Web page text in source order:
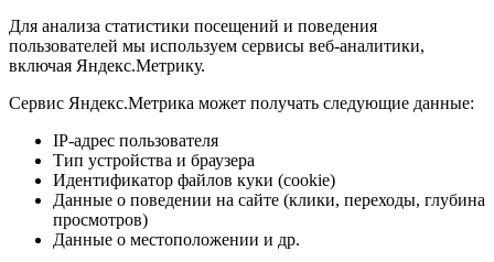
Для анализа статистики посещений и поведения
пользователей мы используем сервисы веб-аналитики,
включая Яндекс.Метрику.
Сервис Яндекс.Метрика может получать следующие данные:
IP-адрес пользователя
Тип устройства и браузера
Идентификатор файлов куки (cookie)
Данные о поведении на сайте (клики, переходы, глубина
просмотров)
Данные о местоположении и др.